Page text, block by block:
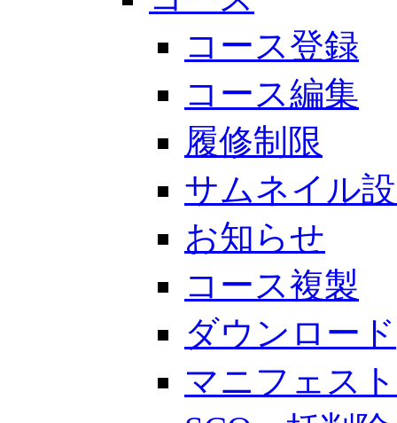
コース登録
コース編集
履修制限
サムネイル
お知らせ
コース複製
ダウンロード
マニフェス